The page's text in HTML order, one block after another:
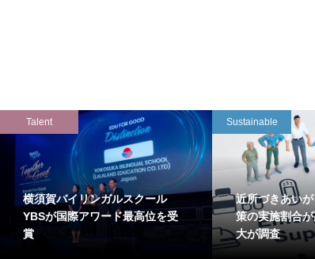
Talent
横須賀バイリンガルスクール
YBSが国際アワード最高位を受
賞
Sustainable
近所づきあい
策の実施割合
大が調査